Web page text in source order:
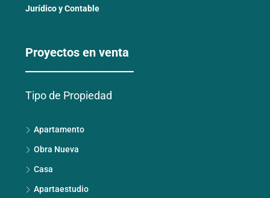
Jurídico y Contable
Proyectos en venta
Tipo de Propiedad
Apartamento
Obra Nueva
Casa
Apartaestudio